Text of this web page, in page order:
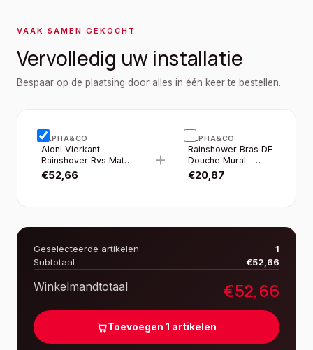
VAAK SAMEN GEKOCHT
Vervolledig uw installatie
Bespaar op de plaatsing door alles in één keer te bestellen.
ALPHA&CO
Aloni Vierkant
Rainshover Rvs Mat
Zwart 30×30CM
€52,66
+
ALPHA&CO
Rainshower Bras DE
Douche Mural -
Universel - Courbé -
45 CM - Noir Mat
€20,87
Geselecteerde artikelen
1
Subtotaal
€52,66
Winkelmandtotaal €52,66
Toevoegen 1 artikelen